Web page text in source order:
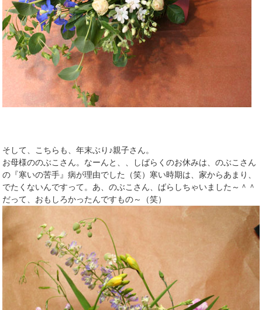
そして、こちらも、年末ぶり♪親子さん。
お母様ののぶこさん。なーんと、、しばらくのお休みは、のぶこさん
の『寒いの苦手』病が理由でした（笑）寒い時期は、家からあまり、
でたくないんですって。あ、のぶこさん、ばらしちゃいました～＾＾
だって、おもしろかったんですもの～（笑）